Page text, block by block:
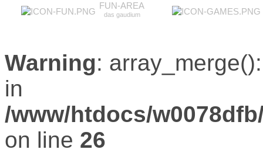
FUN-AREA
das gaudium
Warning:
in
/www/htdocs/
on line 26